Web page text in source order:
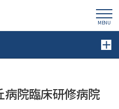
MENU
院臨床研修病院